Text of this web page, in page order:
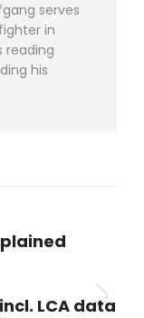
serves
in
reading
his
LCA data